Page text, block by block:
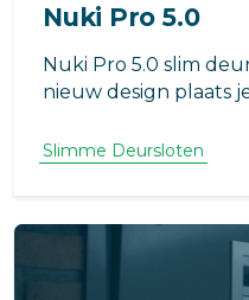
Nuki Pro 5.0
Nuki Pro 5.0 slim
nieuw design plaats
smartphone ook
ingebouwde bridge.
appartement
Slimme Deursloten